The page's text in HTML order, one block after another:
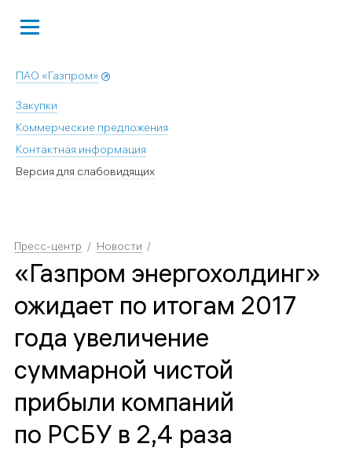
ПАО «Газпром»
Закупки
Коммерческие предложения
Контактная информация
Версия для слабовидящих
Пресс-центр Новости
«Газпром энергохолдинг»
ожидает по итогам 2017
года увеличение
суммарной чистой
прибыли компаний
по РСБУ в 2,4 раза